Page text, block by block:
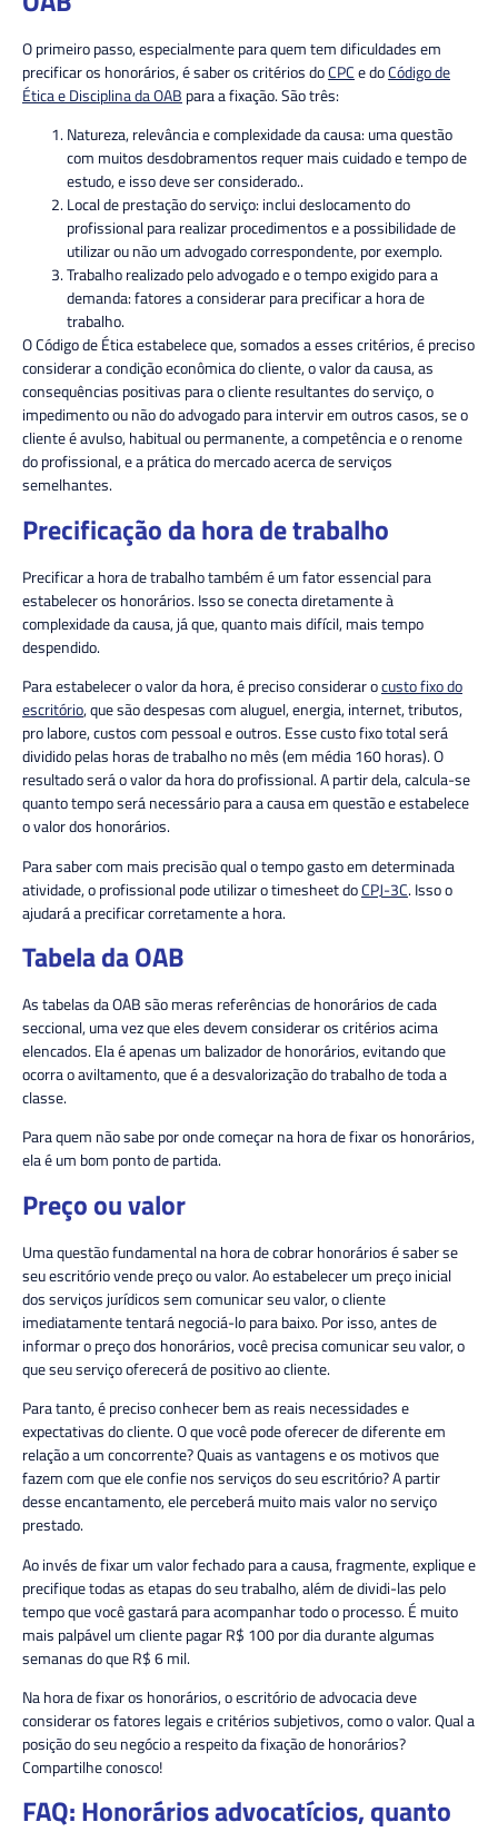
O primeiro passo, especialmente para quem tem dificuldades em
precificar os honorários, é saber os critérios doCPCe doCódigo de
Ética e Disciplina da OAB para a fixação. São três:
Natureza, relevância e complexidade da causa: uma questão
com muitos desdobramentos requer mais cuidado e tempo de
estudo, e isso deve ser considerado..
Local de prestação do serviço: inclui deslocamento do
profissional para realizar procedimentos e a possibilidade de
utilizar ou não um advogado correspondente, por exemplo.
Trabalho realizado pelo advogado e o tempo exigido para a
demanda: fatores a considerar para precificar a hora de
trabalho.
O Código de Ética estabelece que, somados a esses critérios, é preciso
considerar a condição econômica do cliente, o valor da causa, as
consequências positivas para o cliente resultantes do serviço, o
impedimento ou não do advogado para intervir em outros casos, se o
cliente é avulso, habitual ou permanente, a competência e o renome
do profissional, e a prática do mercado acerca de serviços
semelhantes.
Precificação da hora de trabalho
Precificar a hora de trabalho também é um fator essencial para
estabelecer os honorários. Isso se conecta diretamente à
complexidade da causa, já que, quanto mais difícil, mais tempo
despendido.
Para estabelecer o valor da hora, é preciso considerar ocusto fixo do
escritório, que são despesas com aluguel, energia, internet, tributos,
pro labore, custos com pessoal e outros. Esse custo fixo total será
dividido pelas horas de trabalho no mês (em média 160 horas). O
resultado será o valor da hora do profissional. A partir dela, calcula-se
quanto tempo será necessário para a causa em questão e estabelece
o valor dos honorários.
Para saber com mais precisão qual o tempo gasto em determinada
atividade, o profissional pode utilizar o timesheet doCPJ-3C. Isso o
ajudará a precificar corretamente a hora.
Tabela da OAB
As tabelas da OAB são meras referências de honorários de cada
seccional, uma vez que eles devem considerar os critérios acima
elencados. Ela é apenas um balizador de honorários, evitando que
ocorra o aviltamento, que é a desvalorização do trabalho de toda a
classe.
Para quem não sabe por onde começar na hora de fixar os honorários,
ela é um bom ponto de partida.
Preço ou valor
Uma questão fundamental na hora de cobrar honorários é saber se
seu escritório vende preço ou valor. Ao estabelecer um preço inicial
dos serviços jurídicos sem comunicar seu valor, o cliente
imediatamente tentará negociá-lo para baixo. Por isso, antes de
informar o preço dos honorários, você precisa comunicar seu valor, o
que seu serviço oferecerá de positivo ao cliente.
Para tanto, é preciso conhecer bem as reais necessidades e
expectativas do cliente. O que você pode oferecer de diferente em
relação a um concorrente? Quais as vantagens e os motivos que
fazem com que ele confie nos serviços do seu escritório? A partir
desse encantamento, ele perceberá muito mais valor no serviço
prestado.
Ao invés de fixar um valor fechado para a causa, fragmente, explique e
precifique todas as etapas do seu trabalho, além de dividi-las pelo
tempo que você gastará para acompanhar todo o processo. É muito
mais palpável um cliente pagar R$ 100 por dia durante algumas
semanas do que R$ 6 mil.
Na hora de fixar os honorários, o escritório de advocacia deve
considerar os fatores legais e critérios subjetivos, como o valor. Qual a
posição do seu negócio a respeito da fixação de honorários?
Compartilhe conosco!
FAQ: Honorários advocatícios, quanto